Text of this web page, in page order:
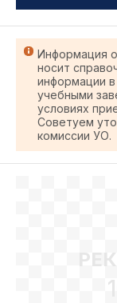
Информация
носит
информации
учебными
условиях
Советуем
комиссии УО.